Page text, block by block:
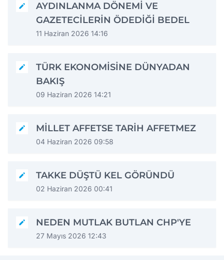
AYDINLANMA DÖNEMİ VE
GAZETECİLERİN ÖDEDİĞİ BEDEL
11 Haziran 2026 14:16
TÜRK EKONOMİSİNE DÜNYADAN
BAKIŞ
09 Haziran 2026 14:21
MİLLET AFFETSE TARİH AFFETMEZ
04 Haziran 2026 09:58
TAKKE DÜŞTÜ KEL GÖRÜNDÜ
02 Haziran 2026 00:41
NEDEN MUTLAK BUTLAN CHP'YE
27 Mayıs 2026 12:43